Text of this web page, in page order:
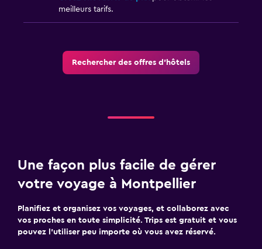
meilleurs tarifs.
Rechercher des offres d’hôtels
Une façon plus facile de gérer
votre voyage à Montpellier
Planifiez et organisez vos voyages, et collaborez avec
vos proches en toute simplicité. Trips est gratuit et vous
pouvez l’utiliser peu importe où vous avez réservé.